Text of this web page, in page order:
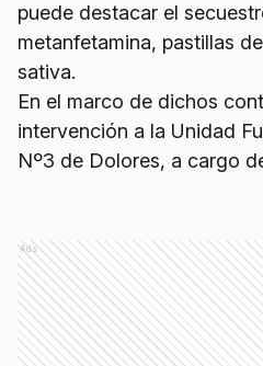
puede destacar el
metanfetamina, pastillas
sativa.
En el marco de dichos
intervención a la Unidad
Nº3 de Dolores, a cargo
Ads